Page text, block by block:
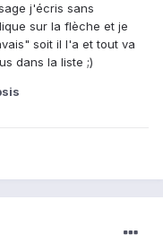
j'écris sans
sur la flèche et je
soit il l'a et tout va
dans la liste ;)